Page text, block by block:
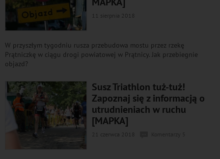
11 sierpnia 2018
W przyszłym tygodniu rusza przebudowa mostu przez rzekę
Prątniczkę w ciągu drogi powiatowej w Prątnicy. Jak przebiegnie
objazd?
Susz Triathlon tuż-tuż!
Zapoznaj się z informacją o
utrudnieniach w ruchu
[MAPKA]
21 czerwca 2018